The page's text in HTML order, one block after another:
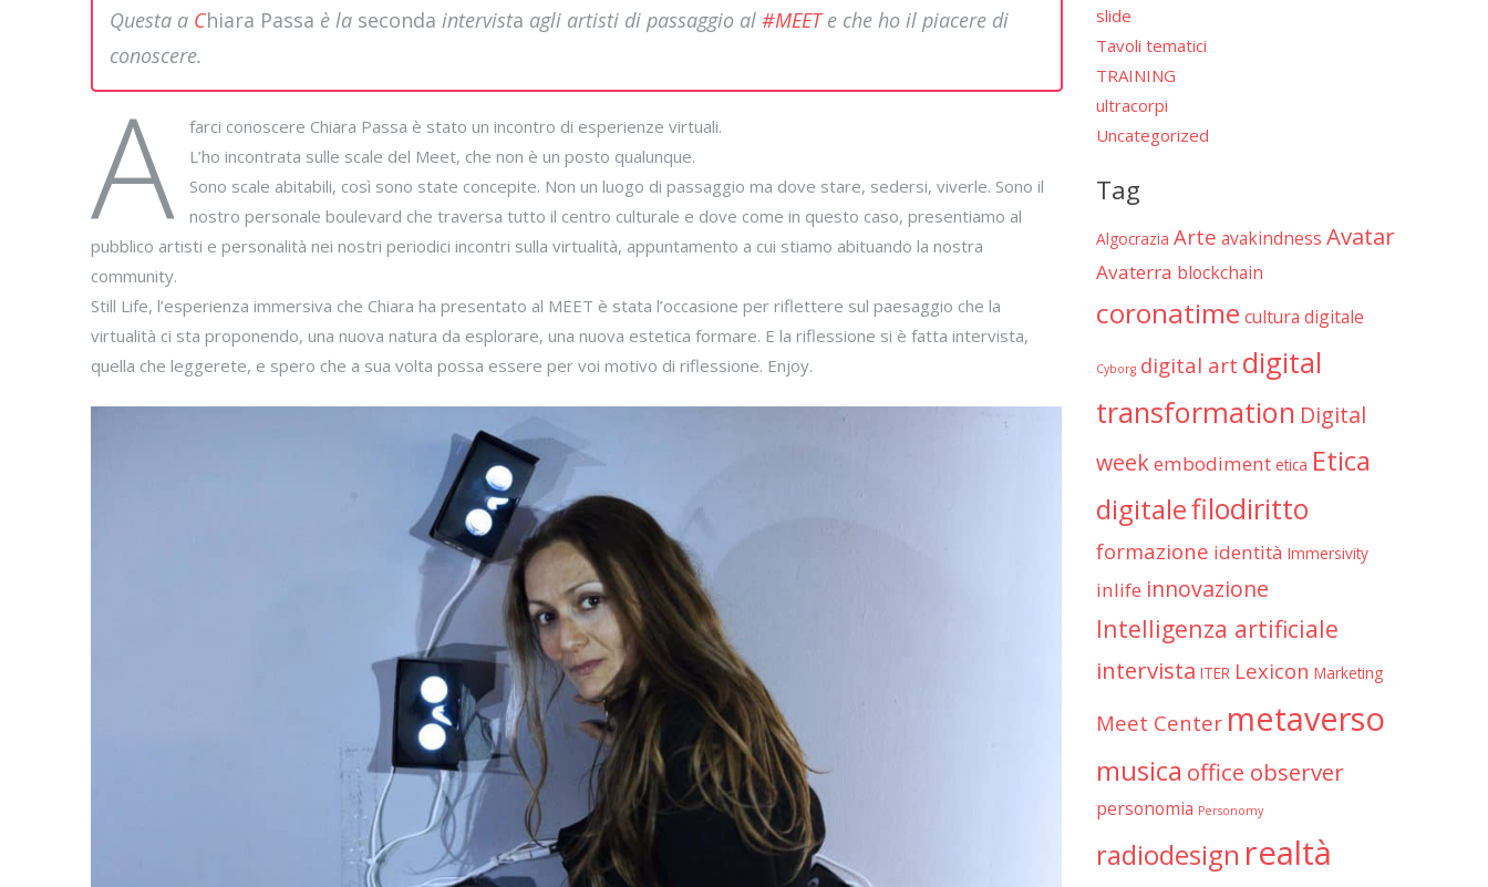
Questa a Chiara Passa è la seconda intervista agli artisti di passaggio al #MEETe che ho il piacere di
conoscere.
A
farci conoscere Chiara Passa è stato un incontro di esperienze virtuali.
L’ho incontrata sulle scale del Meet, che non è un posto qualunque.
Sono scale abitabili, così sono state concepite. Non un luogo di passaggio ma dove stare, sedersi, viverle. Sono il
nostro personale boulevard che traversa tutto il centro culturale e dove come in questo caso, presentiamo al
pubblico artisti e personalità nei nostri periodici incontri sulla virtualità, appuntamento a cui stiamo abituando la nostra
community.
Still Life, l’esperienza immersiva che Chiara ha presentato al MEET è stata l’occasione per riflettere sul paesaggio che la
virtualità ci sta proponendo, una nuova natura da esplorare, una nuova estetica formare. E la riflessione si è fatta intervista,
quella che leggerete, e spero che a sua volta possa essere per voi motivo di riflessione. Enjoy.
slide
Tavoli tematici
TRAINING
ultracorpi
Uncategorized
Tag
Algocrazia Arte avakindness Avatar
Avaterra blockchain
coronatime cultura digitale
Cyborg digital art digital
transformation Digital
weekembodiment etica Etica
digitalefilodiritto
formazione identità Immersivity
inlife innovazione
Intelligenza artificiale
intervista ITER Lexicon Marketing
Meet Center metaverso
musica office observer
personomia Personomy
radiodesign realtà